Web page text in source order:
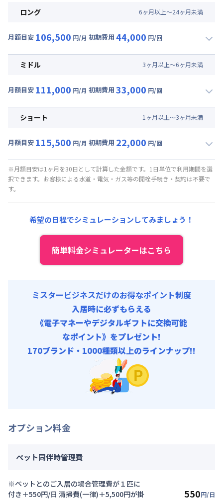
ロング 6ヶ月以上～24ヶ月未満
月額目安 106,500 円/月 初期費用 44,000 円/回
月額賃料目安(30日利用)
光熱費他 : 0円/月 (0円/日) ※賃料に含める
その他費用 :
初期費用
ミドル 3ヶ月以上～6ヶ月未満
月額目安 111,000 円/月 初期費用 33,000 円/回
月額賃料目安(30日利用)
光熱費他 : 0円/月 (0円/日) ※賃料に含める
その他費用 :
管理費: 37,500円/月 (1,250円/日)
初期費用
ショート 1 ヶ月以上～3ヶ月未満
月額目安 115,500 円/月 初期費用 22,000 円/回
月額賃料目安(30日利用)
賃料 : 78,000円/月 (2,600円/日)
光熱費他 :
その他費用 :
37,500円/月 (1,250円/日)
契約事務手数料 : 5,000円/回 (税抜)
※月額目安は1ヶ月を30日として計算した金額です。1日単位で利用期間を選
択できます。お客様による水道・電気・ガス等の開栓手続き・契約は不要で
す。
希望の日程でシミュレーションしてみましょう！
簡単料金シミュレーターはこちら
ミスタービジネスだけのお得なポイント制度
入居時に必ずもらえる
《電子マネーやデジタルギフトに交換可能
なポイント》をプレゼント!
170ブランド・1000種類以上のラインナップ!!
オプション料金
ペット同伴時管理費
※ペットとのご入居の場合管理費が１匹に
付き＋550円/日 清掃費(一律)＋5,500円が掛
550円/日